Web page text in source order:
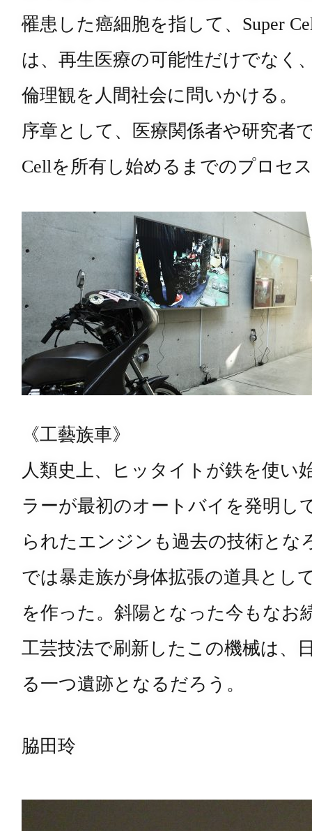
罹患した癌細胞を指して、Super
は、再生医療の可能性だけでなく
倫理観を人間社会に問いかける。
序章として、医療関係者や研究者
Cellを所有し始めるまでのプロセ
《工藝族車》
人類史上、ヒッタイトが鉄を使い
ラーが最初のオートバイを発明し
られたエンジンも過去の技術とな
では暴走族が身体拡張の道具とし
を作った。斜陽となった今もなお
工芸技法で刷新したこの機械は、
る一つ遺跡となるだろう。
脇田玲